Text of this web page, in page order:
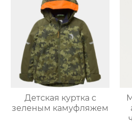
Детская куртка с
зеленым камуфляжем